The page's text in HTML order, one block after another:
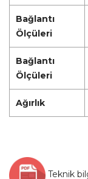
Bağlantı
Ölçüleri
Bağlantı
Ölçüleri
Ağırlık
Teknik